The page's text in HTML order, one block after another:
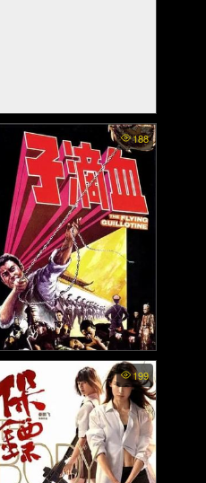
Laoshan Taoist - ลัทธิเต๋าแห่ง
เขาเหลาซาน (2021) 188
The Flying Guillotine 1 - ฤทธิ
จักรพยายม ภาค 1 (1945)199